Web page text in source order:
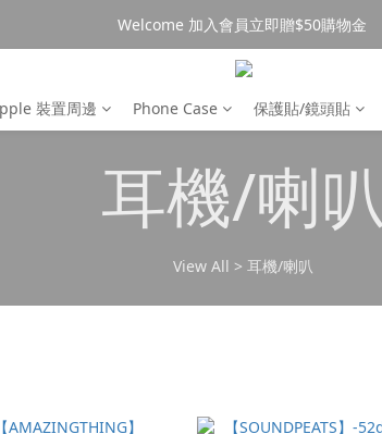
消費$490超商免運🚚
Welcome 加入會員立即贈$50購物金
消費$490超商免運🚚
裝置周邊
Phone Case 保護貼/鏡頭貼
耳機/喇叭
View All >耳機/喇叭